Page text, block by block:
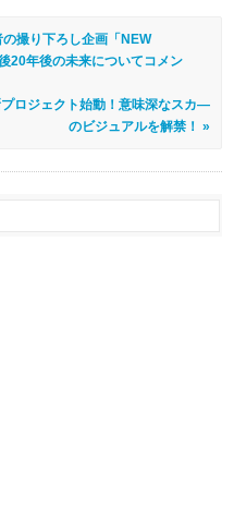
撮り下ろし企画「NEW
年後の未来についてコメン
プロジェクト始動！意味深なスカ―
のビジュアルを解禁！ »